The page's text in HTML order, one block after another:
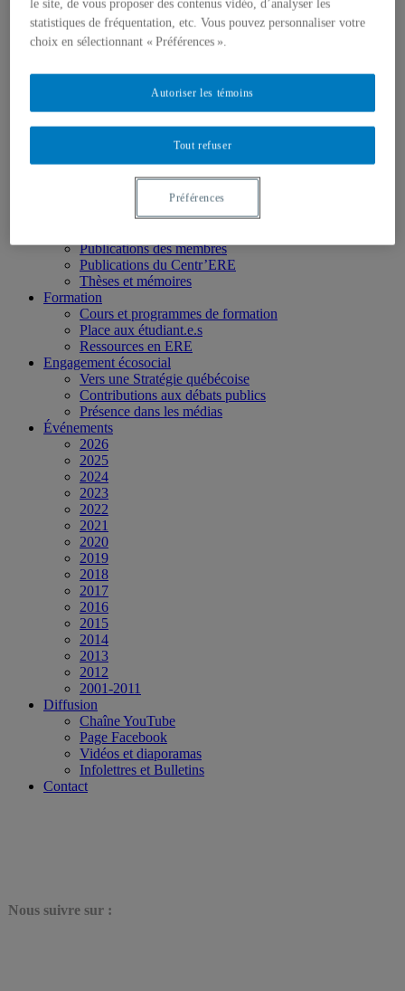
Chercheur.e.s associé.e.s
Chercheur.e.s émérites
Étudiant.e.s
Activités socio-scientifiques
Axes de recherche
1) Écocitoyenneté et justice
3) Art et créativité
4) Formation initiale et continue
➜ Autochtonisation
Projets fondateurs et passés
Publications des membres
Publications du Centr’ERE
Thèses et mémoires
Formation
Cours et programmes de formation
Place aux étudiant.e.s
Ressources en ERE
Engagement écosocial
Vers une Stratégie québécoise
Contributions aux débats publics
Présence dans les médias
Événements
2026
2025
2024
2023
2022
2021
2020
2019
2018
2017
2016
2015
2014
2013
2012
2001-2011
Diffusion
Chaîne YouTube
Page Facebook
Vidéos et diaporamas
Infolettres et Bulletins
Contact
Nous suivre sur :
le site, de vous proposer des contenus vidéo, d’analyser les
statistiques de fréquentation, etc. Vous pouvez personnaliser votre
choix en sélectionnant « Préférences ».
Tout refuser
Autoriser les témoins
Préférences